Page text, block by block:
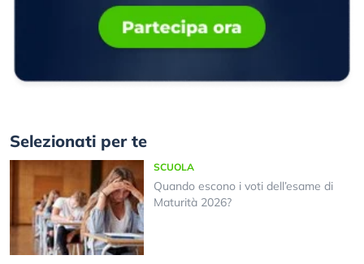
Selezionati per te
SCUOLA
Quando escono i voti dell’esame di
Maturità 2026?